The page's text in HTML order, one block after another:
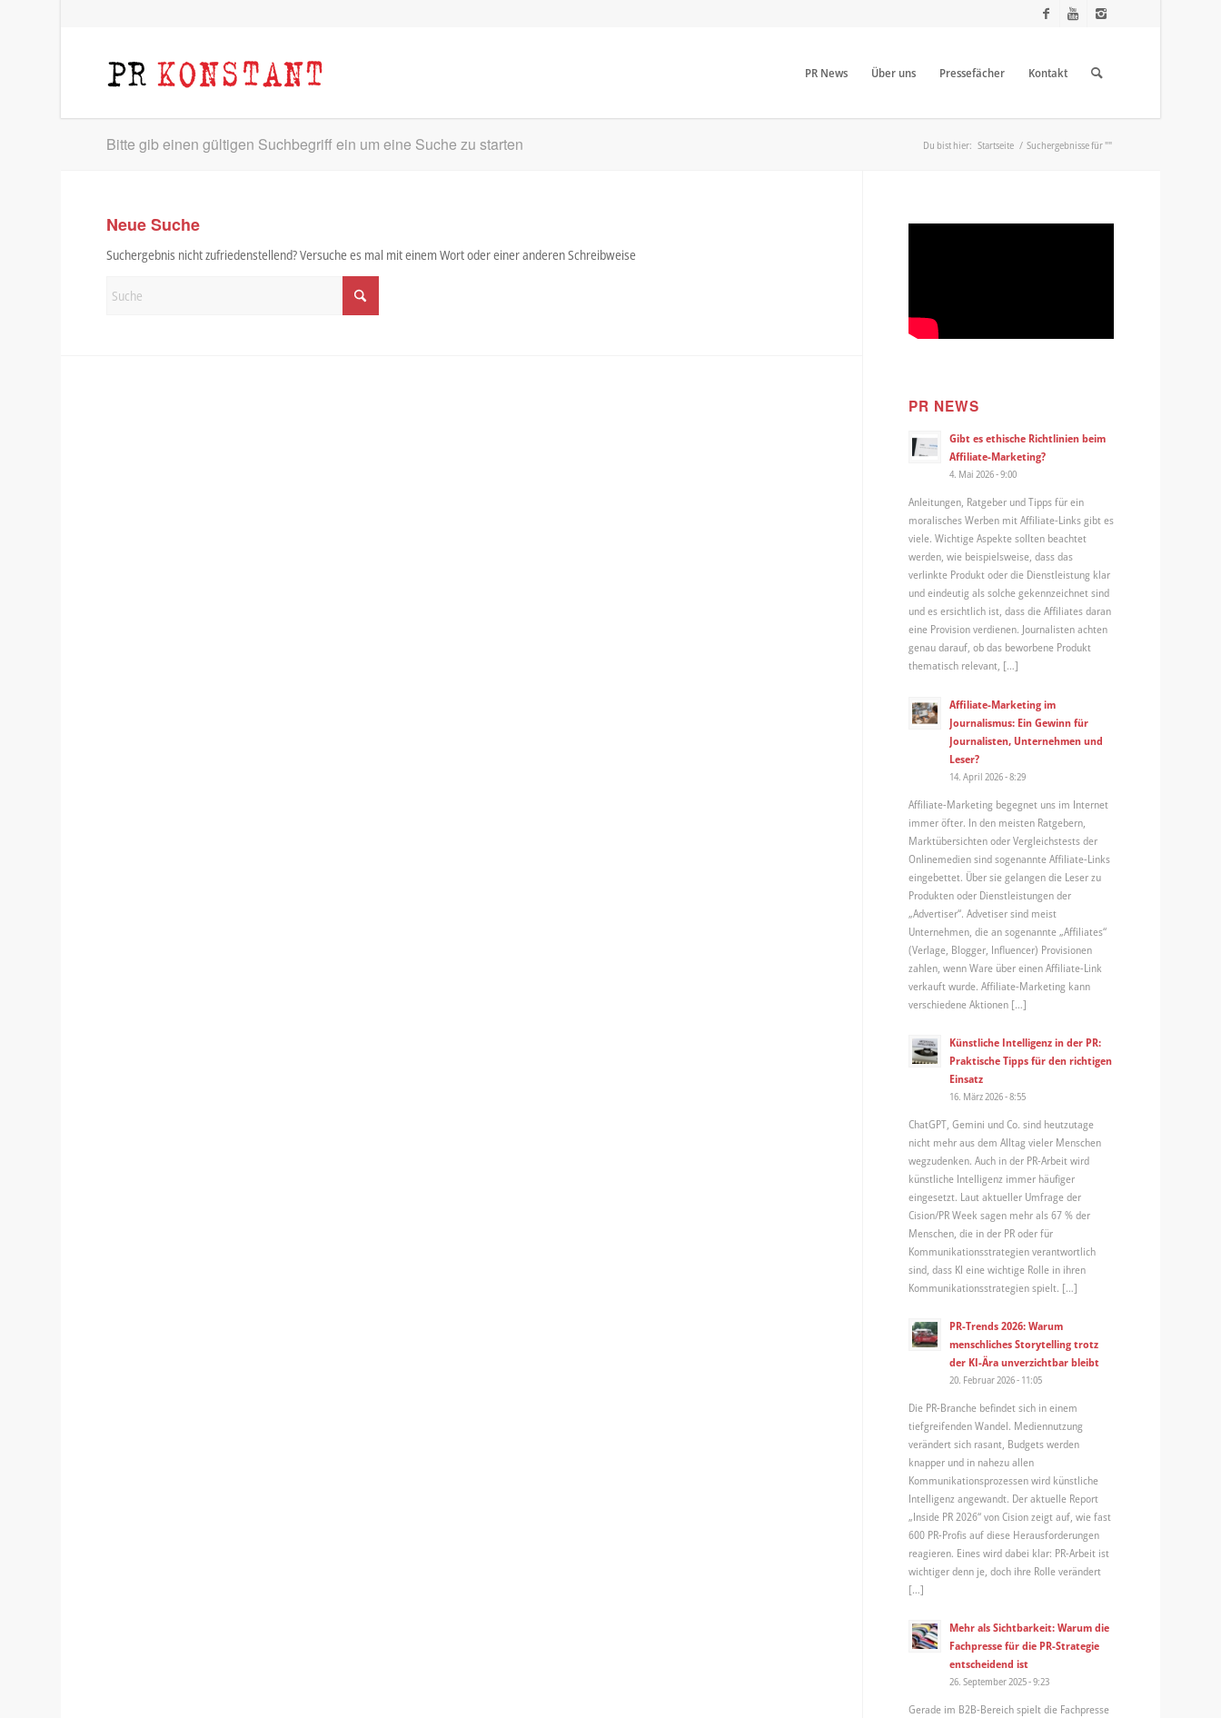
PR News Über uns Pressefächer Kontakt
Bitte gib einen gültigen Suchbegriff ein um eine Suche zu starten Du bist hier: Startseite / Suchergebnisse für ""
Neue Suche
Suchergebnis nicht zufriedenstellend? Versuche es mal mit einem Wort oder einer anderen Schreibweise
PR NEWS
Gibt es ethische Richtlinien beim
Affiliate-Marketing?
4. Mai 2026 - 9:00
Anleitungen, Ratgeber und Tipps für ein
moralisches Werben mit Affiliate-Links gibt es
viele. Wichtige Aspekte sollten beachtet
werden, wie beispielsweise, dass das
verlinkte Produkt oder die Dienstleistung klar
und eindeutig als solche gekennzeichnet sind
und es ersichtlich ist, dass die Affiliates daran
eine Provision verdienen. Journalisten achten
genau darauf, ob das beworbene Produkt
thematisch relevant, […]
Affiliate-Marketing im
Journalismus: Ein Gewinn für
Journalisten, Unternehmen und
Leser?
14. April 2026 - 8:29
Affiliate-Marketing begegnet uns im Internet
immer öfter. In den meisten Ratgebern,
Marktübersichten oder Vergleichstests der
Onlinemedien sind sogenannte Affiliate-Links
eingebettet. Über sie gelangen die Leser zu
Produkten oder Dienstleistungen der
„Advertiser“. Advetiser sind meist
Unternehmen, die an sogenannte „Affiliates“
(Verlage, Blogger, Influencer) Provisionen
zahlen, wenn Ware über einen Affiliate-Link
verkauft wurde. Affiliate-Marketing kann
verschiedene Aktionen […]
Künstliche Intelligenz in der PR:
Praktische Tipps für den richtigen
Einsatz
16. März 2026 - 8:55
ChatGPT, Gemini und Co. sind heutzutage
nicht mehr aus dem Alltag vieler Menschen
wegzudenken. Auch in der PR-Arbeit wird
künstliche Intelligenz immer häufiger
eingesetzt. Laut aktueller Umfrage der
Cision/PR Week sagen mehr als 67 % der
Menschen, die in der PR oder für
Kommunikationsstrategien verantwortlich
sind, dass KI eine wichtige Rolle in ihren
Kommunikationsstrategien spielt. […]
PR-Trends 2026: Warum
menschliches Storytelling trotz
der KI-Ära unverzichtbar bleibt
20. Februar 2026 - 11:05
Die PR-Branche befindet sich in einem
tiefgreifenden Wandel. Mediennutzung
verändert sich rasant, Budgets werden
knapper und in nahezu allen
Kommunikationsprozessen wird künstliche
Intelligenz angewandt. Der aktuelle Report
„Inside PR 2026“ von Cision zeigt auf, wie fast
600 PR-Profis auf diese Herausforderungen
reagieren. Eines wird dabei klar: PR-Arbeit ist
wichtiger denn je, doch ihre Rolle verändert
[…]
Mehr als Sichtbarkeit: Warum die
Fachpresse für die PR-Strategie
entscheidend ist
26. September 2025 - 9:23
Gerade im B2B-Bereich spielt die Fachpresse